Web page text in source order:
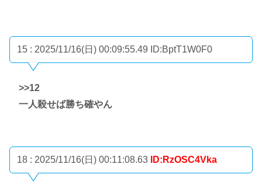
15 : 2025/11/16(日) 00:09:55.49 ID:BptT1W0F0
>>12
一人殺せば勝ち確やん
18 : 2025/11/16(日) 00:11:08.63 ID:RzOSC4Vka